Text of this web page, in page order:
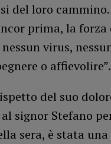
del loro cammino.
prima, la forza
virus,
o affievolire”.
del suo
signor Stefano
sera, è stata una